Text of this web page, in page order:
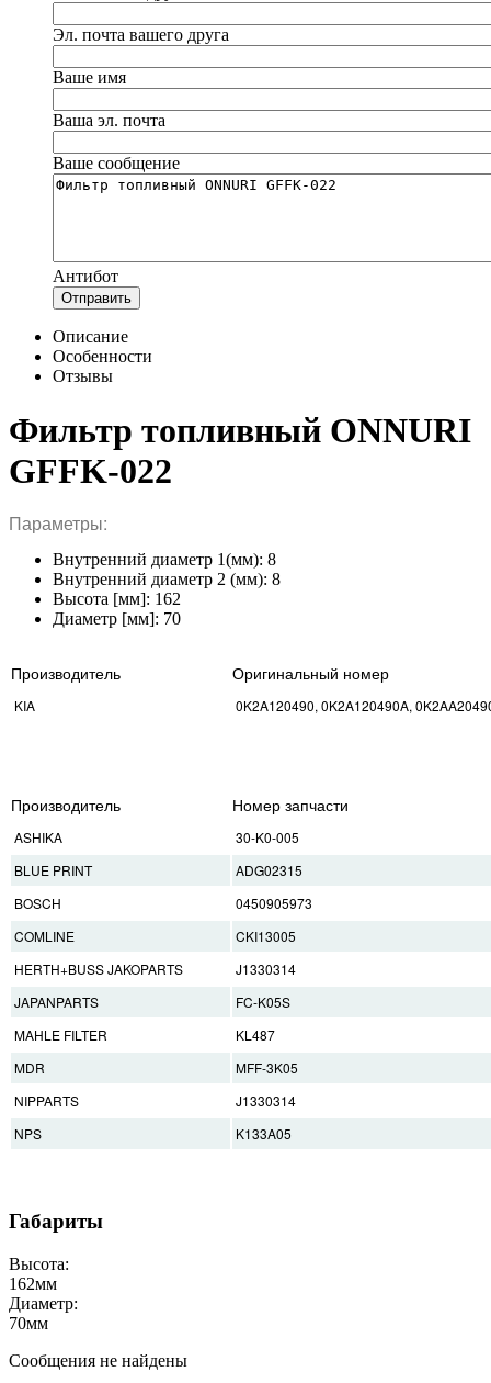
Эл. почта вашего друга
Ваше имя
Ваша эл. почта
Ваше сообщение
Антибот
Отправить
Описание
Особенности
Отзывы
Фильтр топливный ONNURI
GFFK-022
Параметры:
Внутренний диаметр 1(мм): 8
Внутренний диаметр 2 (мм): 8
Высота [мм]: 162
Диаметр [мм]: 70
Производитель Оригинальный номер
KIA 0K2A120490, 0K2A120490A,
Производитель Номер запчасти
ASHIKA
30-K0-005
BLUE PRINT
ADG02315
BOSCH
0450905973
COMLINE
CKI13005
HERTH+BUSS JAKOPARTS
J1330314
JAPANPARTS
FC-K05S
MAHLE FILTER
KL487
MDR
MFF-3K05
NIPPARTS
J1330314
NPS
K133A05
Габариты
Высота:
162мм
Диаметр:
70мм
Сообщения не найдены